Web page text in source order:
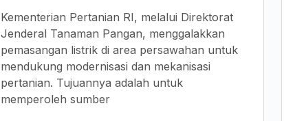
Kementerian Pertanian RI, melalui Direktorat
Jenderal Tanaman Pangan, menggalakkan
pemasangan listrik di area persawahan untuk
mendukung modernisasi dan mekanisasi
pertanian. Tujuannya adalah untuk
memperoleh sumber